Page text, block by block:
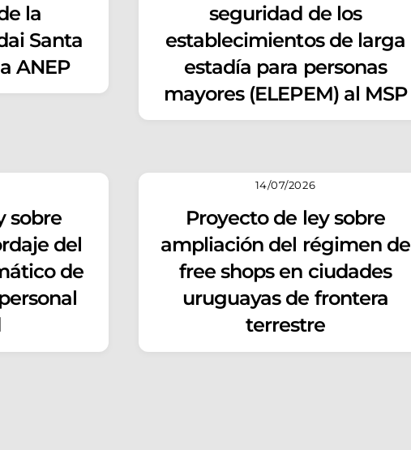
la
Santa
ANEP
seguridad de los
establecimientos de larga
estadía para personas
mayores (ELEPEM) al MSP
sobre
del
de
14/07/2026
Proyecto de ley sobre
ampliación del régimen de
free shops en ciudades
uruguayas de frontera
terrestre